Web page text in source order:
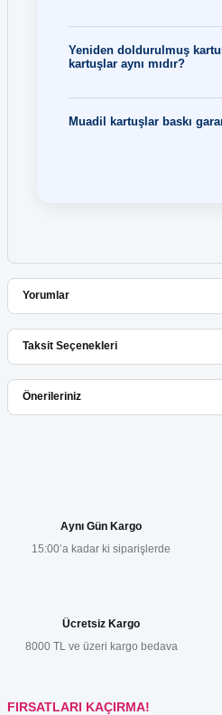
Yeniden doldurulmuş
kartuşlar aynı mıdır?
Muadil kartuşlar baskı
Yorumlar
Bu ürüne ilk
Taksit Seçenekleri
Önerileriniz
Ürün resmi kalitesiz, bozuk veya
Ürün fiyatı diğer sitelerden daha
Aynı Gün Kargo
15:00’a kadar ki siparişlerde
Ücretsiz Kargo
8000 TL ve üzeri kargo bedava
FIRSATLARI KAÇIRMA!